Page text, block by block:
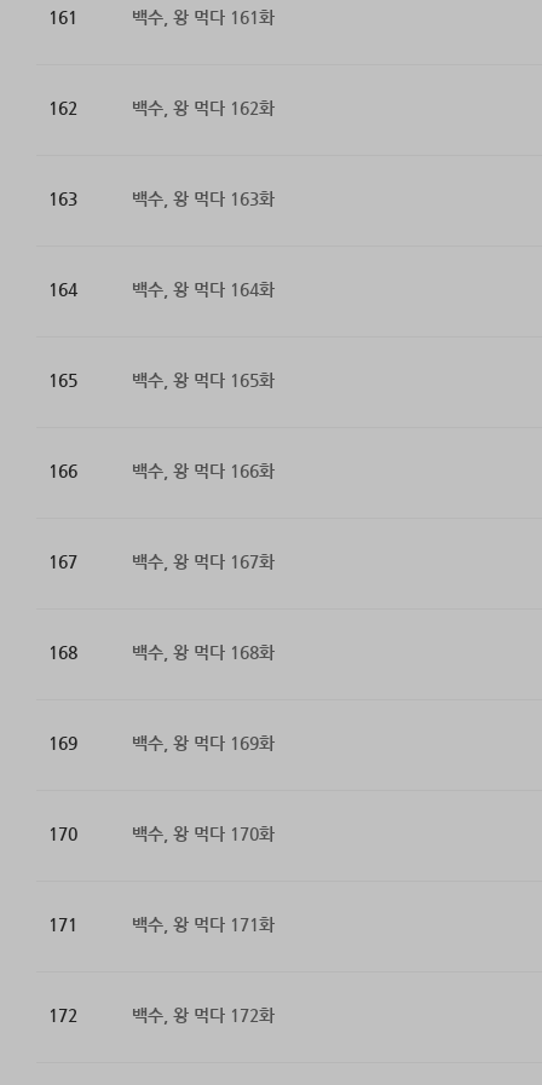
161 백수, 왕 먹다 161화
162 백수, 왕 먹다 162화
163 백수, 왕 먹다 163화
164 백수, 왕 먹다 164화
165 백수, 왕 먹다 165화
166 백수, 왕 먹다 166화
167 백수, 왕 먹다 167화
168 백수, 왕 먹다 168화
169 백수, 왕 먹다 169화
170 백수, 왕 먹다 170화
171 백수, 왕 먹다 171화
172 백수, 왕 먹다 172화